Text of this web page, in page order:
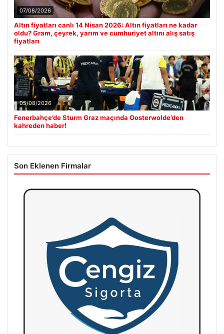
07/08/2026
Altın fiyatları canlı 14 Nisan 2026: Altın fiyatları ne kadar
oldu? Gram, çeyrek, yarım ve cumhuriyet altını alış satış
fiyatları
05/08/2026
Fenerbahçe’de Sturm Graz maçında Oosterwolde’den
kahreden haber!
Son Eklenen Firmalar